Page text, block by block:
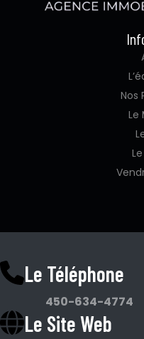
Nos
Le
Le Téléphone
450-634-4774
Le Site Web